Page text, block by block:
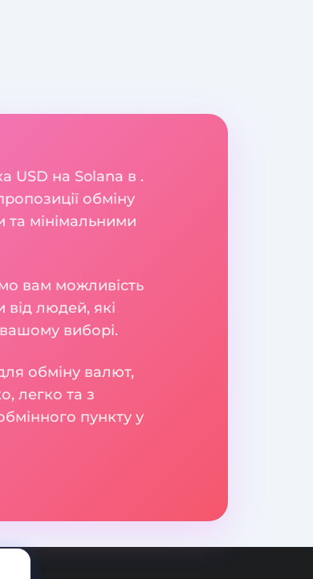
USD на Solana в .
обміну
мінімальними
вам можливість
від людей, які
виборі.
обміну валют,
легко та з
пункту у